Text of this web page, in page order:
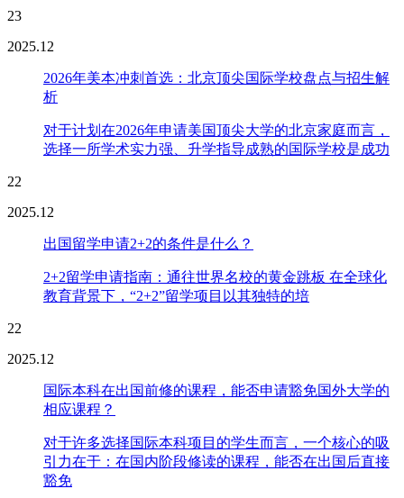
23
2025.12
2026年美本冲刺首选：北京顶尖国际学校盘点与招生解
析
对于计划在2026年申请美国顶尖大学的北京家庭而言，
选择一所学术实力强、升学指导成熟的国际学校是成功
22
2025.12
出国留学申请2+2的条件是什么？
2+2留学申请指南：通往世界名校的黄金跳板 在全球化
教育背景下，“2+2”留学项目以其独特的培
22
2025.12
国际本科在出国前修的课程，能否申请豁免国外大学的
相应课程？
对于许多选择国际本科项目的学生而言，一个核心的吸
引力在于：在国内阶段修读的课程，能否在出国后直接
豁免